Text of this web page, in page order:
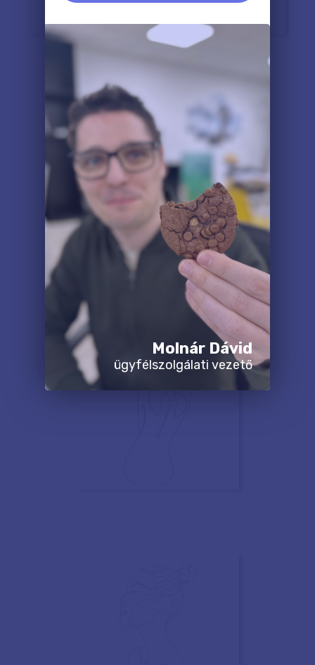
Molnár Dávid
ügyfélszolgálati vezető